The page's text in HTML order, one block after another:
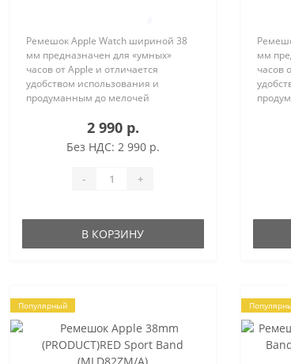
Ремешок Apple Watch шириной 38
мм предназначен для «умных»
часов от Apple и отличается
удобством использования и
продуманным до мелочей
производитель премиум-техники.
ИННОВАЦИОННЫЙ МАТЕРИАЛ
Ремешок создан из особого мат..
2 990 р.
Без НДС: 2 990 р.
- +
В КОРЗИНУ
мм
часов
Популярный